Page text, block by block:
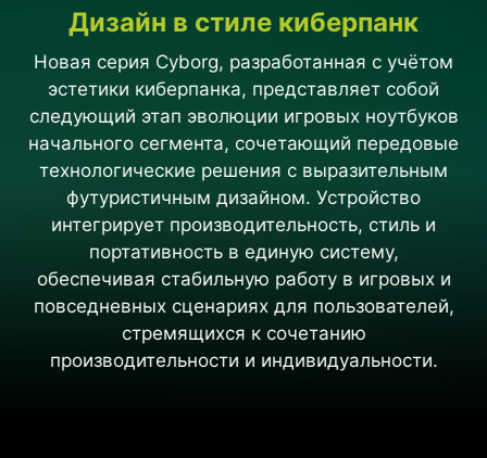
Дизайн в стиле киберпанк
Новая серия Cyborg, разработанная с учётом
эстетики киберпанка, представляет собой
следующий этап эволюции игровых ноутбуков
начального сегмента, сочетающий передовые
технологические решения с выразительным
футуристичным дизайном. Устройство
интегрирует производительность, стиль и
портативность в единую систему,
обеспечивая стабильную работу в игровых и
повседневных сценариях для пользователей,
стремящихся к сочетанию
производительности и индивидуальности.